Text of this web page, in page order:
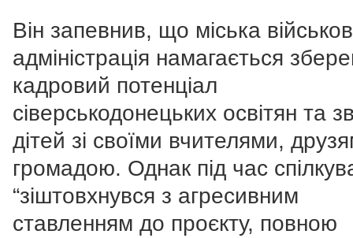
Він запевнив, що міська
адміністрація намагається
кадровий потенціал
сіверськодонецьких освітян та
дітей зі своїми вчителями,
громадою. Однак під час
“зіштовхнувся з агресивним
ставленням до проєкту, повною